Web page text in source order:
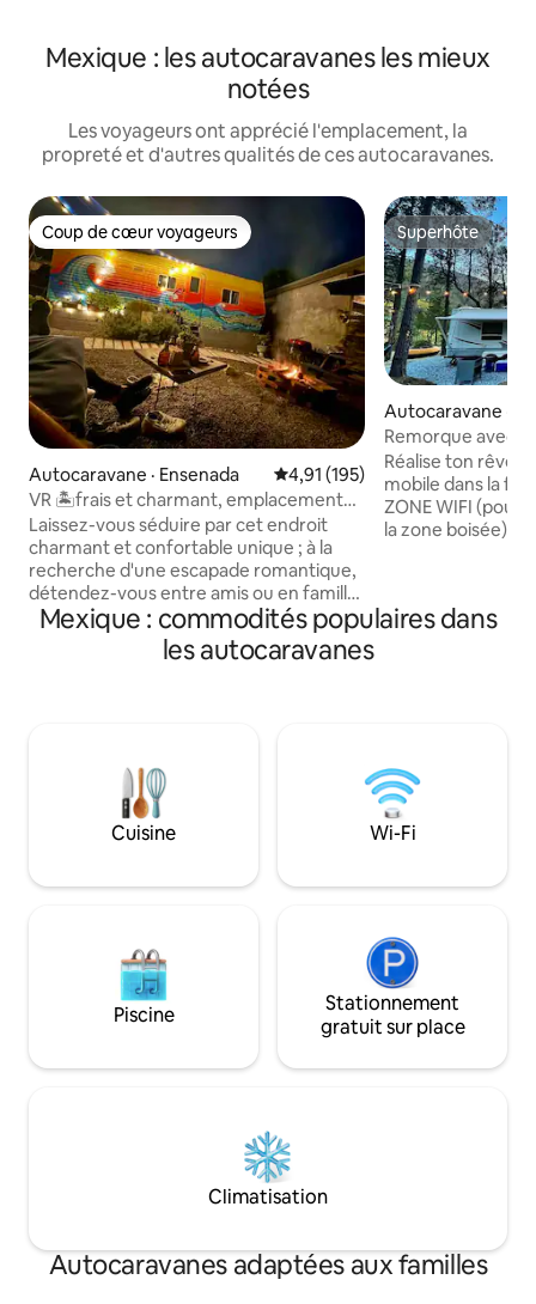
Mexique : les autocaravanes les mieux
notées
Les voyageurs ont apprécié l'emplacement, la
propreté et d'autres qualités de ces autocaravanes.
Coup de cœur voyageurs
Coup de cœur voyageurs
Autocaravane · Ensenada Note moyenne de 4,91 sur 5,
4,91 (195)
VR 🏝frais et charmant, emplacement
idéal, ambiance 🤙🏽charmante
Laissez-vous séduire par cet endroit
charmant et confortable unique ; à la
recherche d'une escapade romantique,
détendez-vous entre amis ou en famille
avec des enfants et des animaux de
compagnie ? Inspirés par l'amour, la
nature et l'aventure, nous l'avons
nous l'avons construit. C'est un
camping-car ! Veuillez vous attendre à
des espaces plus petits et confortables,
le camping-car est idéal pour 3
GRATUIT pour les séjours longue ou
Superhôte
Superhôte
Autocaravane ·
nicipality
Remorque avec
Montréal
Réalise ton rêve
mobile dans la
ZONE WIFI (pour
la zone boisée).
chauffage, eau
stationnement (à
boisée).
Mexique : commodités populaires dans
les autocaravanes
Cuisine Wi-Fi
Piscine
Stationnement
gratuit sur place
Climatisation
Autocaravanes adaptées aux familles